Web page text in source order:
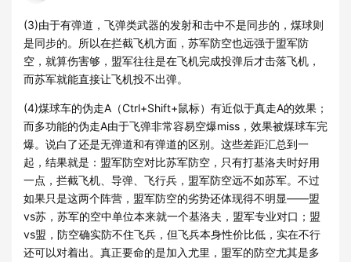
(3)由于有弹道，飞弹类武器的发射和击中不是同步的，煤球则
是同步的。所以在拦截飞机方面，苏军防空也远强于盟军防
空，就算伤害够，盟军往往是在飞机完成投弹后才击落飞机，
而苏军就能直接让飞机投不出弹。
(4)煤球车的伪走A（Ctrl+Shift+鼠标）有近似于真走A的效果；
而多功能的伪走A由于飞弹非常容易空爆miss，效果被煤球车完
爆。说白了还是无弹道和有弹道的区别。这些差距汇总到一
起，结果就是：盟军防空对比苏军防空，只有打基洛夫时好用
一点，拦截飞机、导弹、飞行兵，盟军防空远不如苏军。不过
如果只是这两个阵营，盟军防空的劣势还体现得不明显——盟
vs苏，苏军的空中单位本来就一个基洛夫，盟军专业对口；盟
vs盟，防空确实防不住飞兵，但飞兵本身性价比低，实在不行
还可以对着出。真正要命的是加入尤里，盟军的防空尤其是多